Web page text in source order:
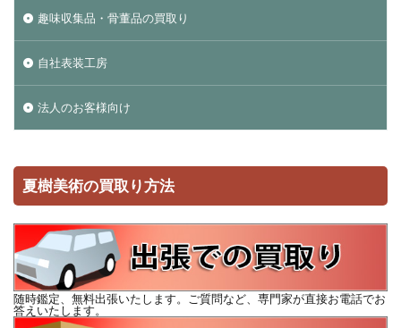
趣味収集品・骨董品の買取り
自社表装工房
法人のお客様向け
夏樹美術の買取り方法
随時鑑定、無料出張いたします。ご質問など、専門家が直接お電話でお
答えいたします。